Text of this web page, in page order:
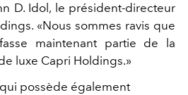
D. Idol, le président-directeur
«Nous sommes ravis que
maintenant partie de la
luxe Capri Holdings.»
possède également